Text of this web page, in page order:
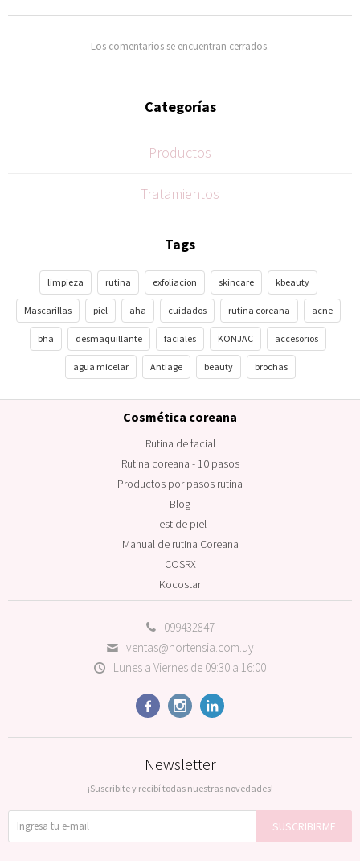
Los comentarios se encuentran cerrados.
Categorías
Productos
Tratamientos
Tags
limpieza rutina exfoliacion skincare kbeauty
Mascarillas piel aha cuidados rutina coreana acne
bha desmaquillante faciales KONJAC accesorios
agua micelar Antiage beauty brochas
099432847
ventas@hortensia.com.uy
Lunes a Viernes de 09:30 a 16:00
  
Cosmética coreana
Rutina de facial
Rutina coreana - 10 pasos
Productos por pasos rutina
Blog
Test de piel
Manual de rutina Coreana
COSRX
Kocostar
Newsletter
¡Suscribite y recibí todas nuestras novedades!
SUSCRIBIRME